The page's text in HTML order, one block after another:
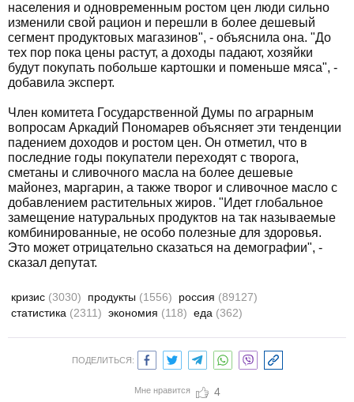
населения и одновременным ростом цен люди сильно
изменили свой рацион и перешли в более дешевый
сегмент продуктовых магазинов", - объяснила она. "До
тех пор пока цены растут, а доходы падают, хозяйки
будут покупать побольше картошки и поменьше мяса", -
добавила эксперт.
Член комитета Государственной Думы по аграрным
вопросам Аркадий Пономарев объясняет эти тенденции
падением доходов и ростом цен. Он отметил, что в
последние годы покупатели переходят с творога,
сметаны и сливочного масла на более дешевые
майонез, маргарин, а также творог и сливочное масло с
добавлением растительных жиров. "Идет глобальное
замещение натуральных продуктов на так называемые
комбинированные, не особо полезные для здоровья.
Это может отрицательно сказаться на демографии", -
сказал депутат.
кризис (3030) продукты (1556) россия (89127)
статистика (2311) экономия (118) еда (362)
ПОДЕЛИТЬСЯ:
Мне нравится 4